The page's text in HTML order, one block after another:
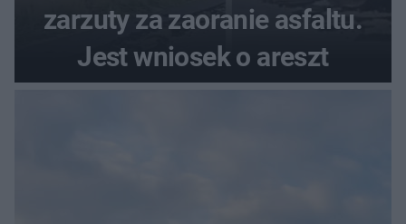
zarzuty za zaoranie asfaltu.
Jest wniosek o areszt